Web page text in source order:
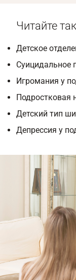
Читайте
Детское
Суицидальное
Игромания у
Подростковая
Детский тип
Депрессия у